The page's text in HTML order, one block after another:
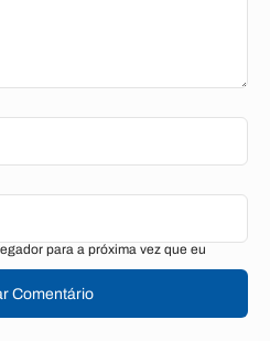
para a próxima vez que eu
Comentário